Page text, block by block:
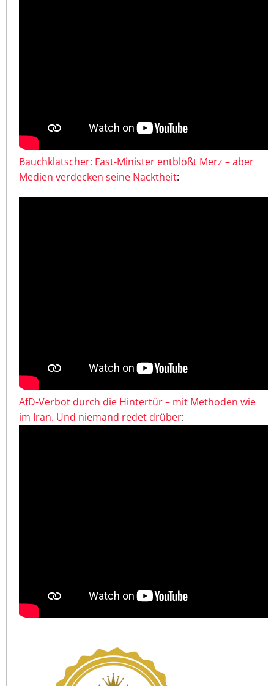
Bauchklatscher: Fast-Minister entblößt Merz – aber
Medien verdecken seine Nacktheit:
AfD-Verbot durch die Hintertür – mit Methoden wie
im Iran. Und niemand redet drüber: